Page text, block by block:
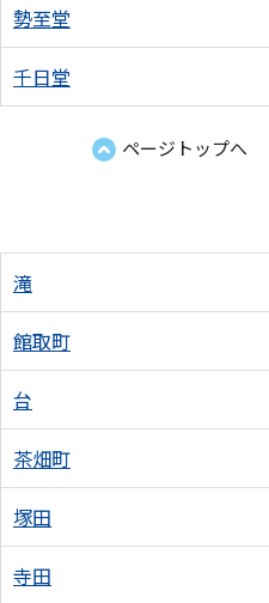
勢至堂
千日堂
ページトップへ
滝
館取町
台
茶畑町
塚田
寺田